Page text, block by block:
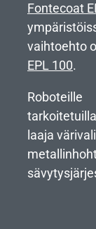
Fontecoat
vaihtoehto
EPL 100.
Roboteille
laaja